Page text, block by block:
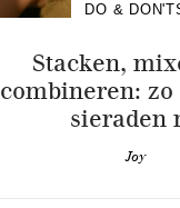
DO &
Stacken,
combineren: zo
sieraden
Joy